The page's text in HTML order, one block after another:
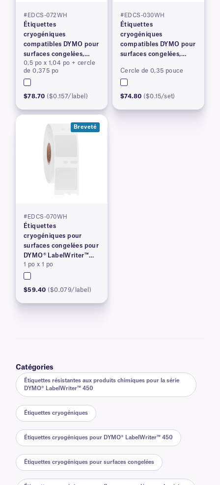
#EDCS-072WH
Étiquettes
cryogéniques
compatibles DYMO pour
surfaces congelées,
brevetées
0,5 po x 1,04 po + cercle
de 0,375 po
$78.70 ($0.157/label)
#EDCS-030WH
Étiquettes
cryogéniques
compatibles DYMO pour
surfaces congelées,
Cercle de 0,35 pouce
$74.80 ($0.15/set)
Breveté
#EDCS-070WH
Étiquettes
cryogéniques pour
surfaces congelées pour
DYMO® LabelWriter™
série 450, brevetées
1 po x 1 po
$59.40 ($0.079/label)
Catégories
Étiquettes résistantes aux produits chimiques pour la série
DYMO® LabelWriter™ 450
Étiquettes cryogéniques
Étiquettes cryogéniques pour DYMO® LabelWriter™ 450
Étiquettes cryogéniques pour surfaces congelées